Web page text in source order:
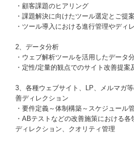
・顧客課題のヒアリング
・課題解決に向けたツール選定とご提案
・ツール導入における進行管理やディ
2、データ分析
・ウェブ解析ツールを活用したデータ
・定性/定量的観点でのサイト改善提案
3、各種ウェブサイト、LP、メルマガ
善ディレクション
・要件定義～体制構築～スケジュール
・ABテストなどの改善施策における各
ディレクション、クオリティ管理